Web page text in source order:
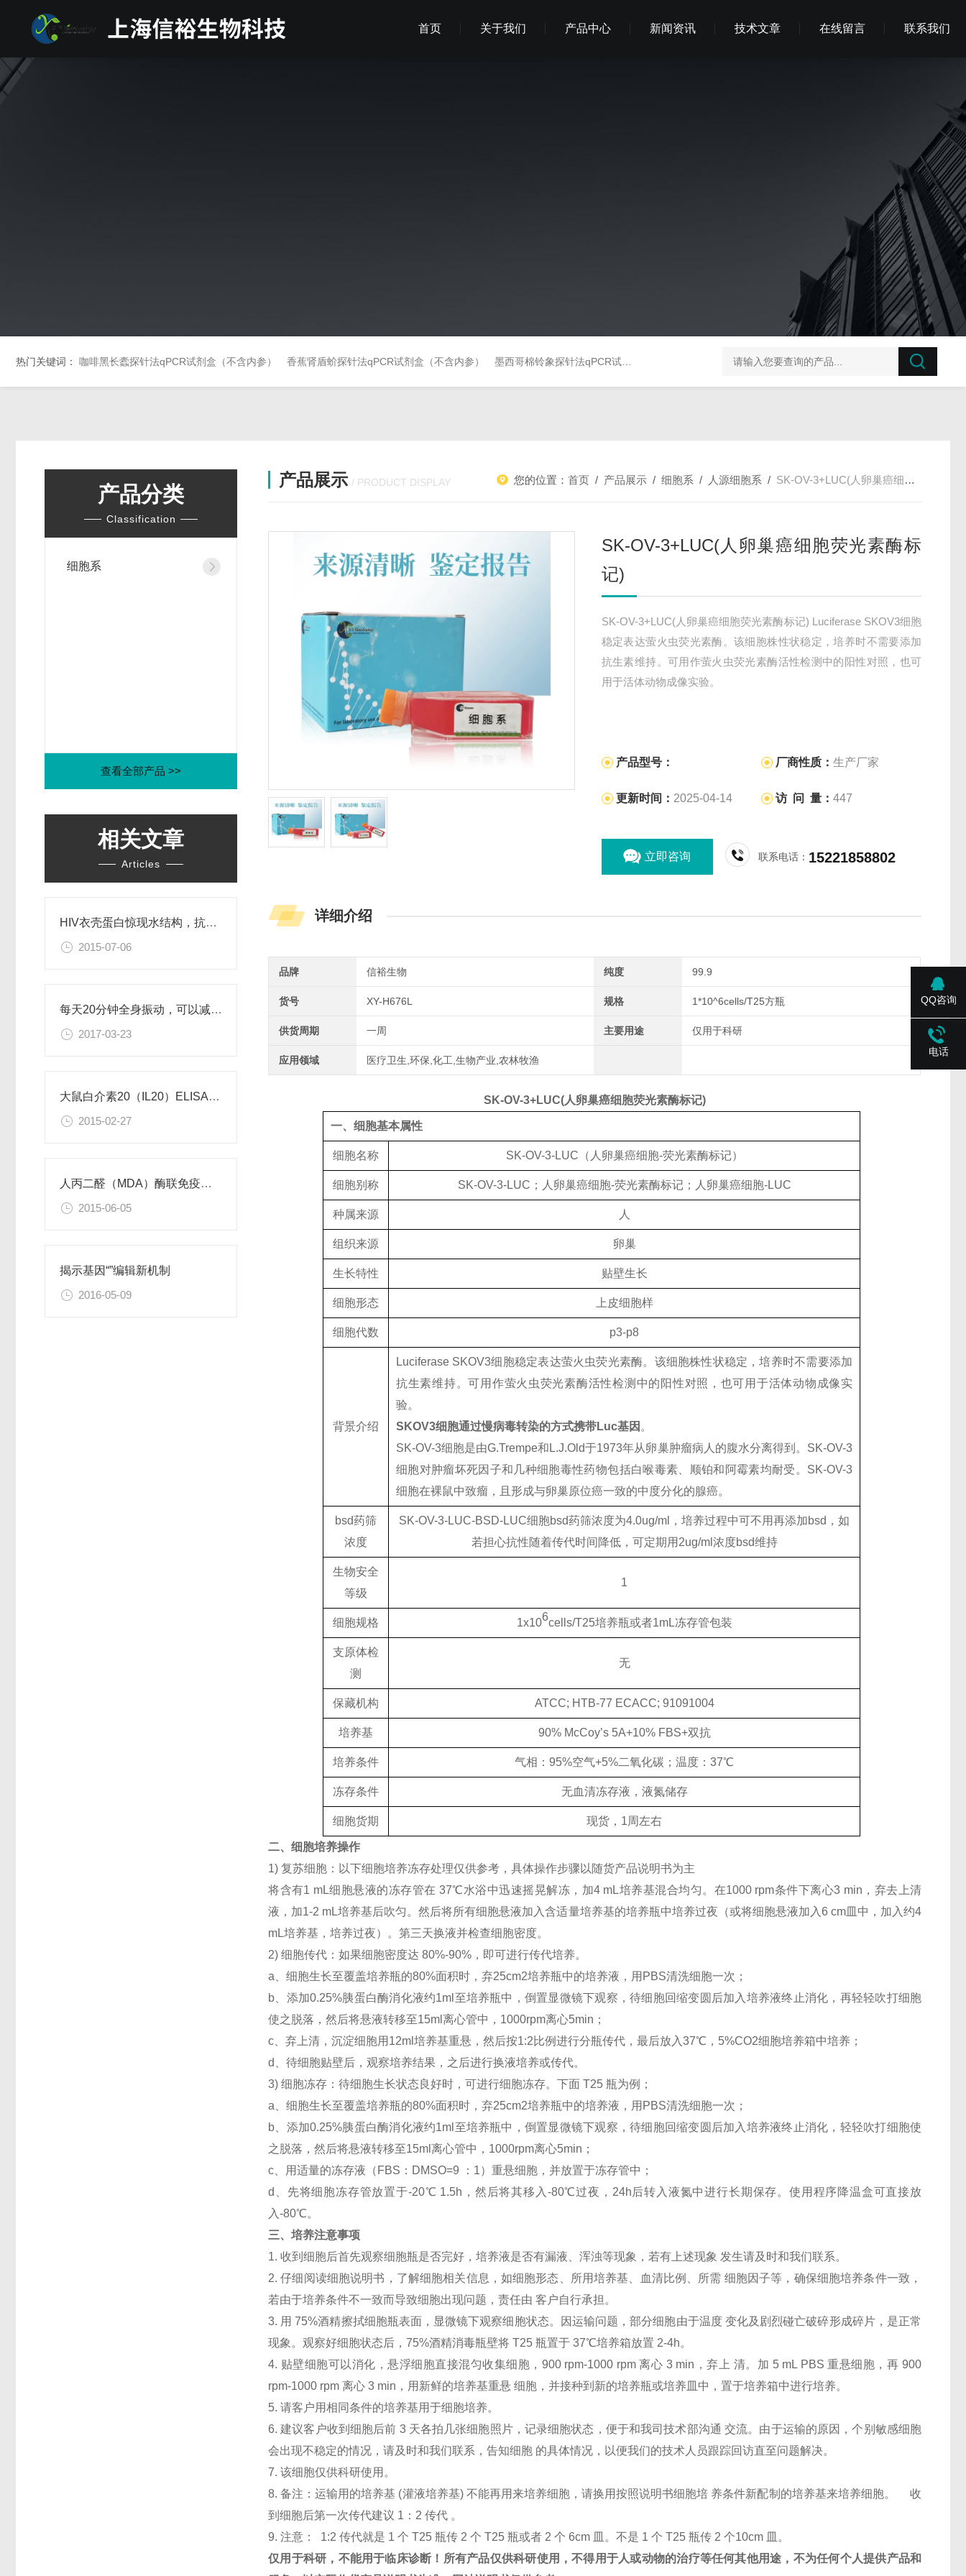
首页 关于我们 产品中心 新闻资讯 技术文章 在线留言 联系我们
热门关键词： 咖啡黑长蠹探针法qPCR试剂盒（不含内参） 香蕉肾盾蚧探针法qPCR试剂盒（不含内参） 墨西哥棉铃象探针法qPCR试剂盒（不含内参） 榛子东部枯萎病菌探针法qPCR试剂盒不含内参
产品分类
Classification
细胞系
查看全部产品 >>
相关文章
Articles
HIV衣壳蛋白惊现水结构，抗艾药物新思路
2015-07-06
每天20分钟全身振动，可以减肥、对抗糖尿病
2017-03-23
大鼠白介素20（IL20）ELISA试剂盒
2015-02-27
人丙二醛（MDA）酶联免疫分析试剂盒使用说明书
2015-06-05
揭示基因“”编辑新机制
2016-05-09
产品展示 / PRODUCT DISPLAY 您的位置：首页 / 产品展示 /细胞系 / 人源细胞系 / SK-OV-3+LUC(人卵巢癌细胞荧光素酶标记)
SK-OV-3+LUC(人卵巢癌细胞荧光素酶标
记)
SK-OV-3+LUC(人卵巢癌细胞荧光素酶标记) Luciferase SKOV3细胞
稳定表达萤火虫荧光素酶。该细胞株性状稳定，培养时不需要添加
抗生素维持。可用作萤火虫荧光素酶活性检测中的阳性对照，也可
用于活体动物成像实验。
产品型号： 厂商性质：生产厂家
更新时间： 2025-04-14 访 问 量：447
立即咨询 联系电话： 15221858802
详细介绍
品牌 信裕生物 纯度 99.9
货号 XY-H676L 规格 1*10^6cells/T25方瓶
供货周期 一周 主要用途 仅用于科研
应用领域 医疗卫生,环保,化工,生物产业,农林牧渔
SK-OV-3+LUC(人卵巢癌细胞荧光素酶标记)
一、细胞基本属性
细胞名称 SK-OV-3-LUC（人卵巢癌细胞-荧光素酶标记）
细胞别称 SK-OV-3-LUC；人卵巢癌细胞-荧光素酶标记；人卵巢癌细胞-LUC
种属来源 人
组织来源 卵巢
生长特性 贴壁生长
细胞形态 上皮细胞样
细胞代数 p3-p8
背景介绍
Luciferase SKOV3细胞稳定表达萤火虫荧光素酶。该细胞株性状稳定，培养时不需要添加
抗生素维持。可用作萤火虫荧光素酶活性检测中的阳性对照，也可用于活体动物成像实
验。
SKOV3细胞通过慢病毒转染的方式携带Luc基因 。
SK-OV-3细胞是由G.Trempe和L.J.Old于1973年从卵巢肿瘤病人的腹水分离得到。SK-OV-3
细胞对肿瘤坏死因子和几种细胞毒性药物包括白喉毒素、顺铂和阿霉素均耐受。SK-OV-3
细胞在裸鼠中致瘤，且形成与卵巢原位癌一致的中度分化的腺癌。
bsd药筛
浓度
SK-OV-3-LUC-BSD-LUC细胞bsd药筛浓度为4.0ug/ml，培养过程中可不用再添加bsd，如
若担心抗性随着传代时间降低，可定期用2ug/ml浓度bsd维持
生物安全
等级
1
细胞规格 1x106cells/T25培养瓶或者1mL冻存管包装
支原体检
测
无
保藏机构 ATCC; HTB-77 ECACC; 91091004
培养基 90% McCoy’s 5A+10% FBS+双抗
培养条件 气相：95%空气+5%二氧化碳；温度：37℃
冻存条件 无血清冻存液，液氮储存
细胞货期 现货，1周左右
二、细胞培养操作
1) 复苏细胞：以下细胞培养冻存处理仅供参考，具体操作步骤以随货产品说明书为主
将含有1 mL细胞悬液的冻存管在 37℃水浴中迅速摇晃解冻，加4 mL培养基混合均匀。在1000 rpm条件下离心3 min，弃去上清
液，加1-2 mL培养基后吹匀。然后将所有细胞悬液加入含适量培养基的培养瓶中培养过夜（或将细胞悬液加入6 cm皿中，加入约4
mL培养基，培养过夜）。第三天换液并检查细胞密度。
2) 细胞传代：如果细胞密度达 80%-90%，即可进行传代培养。
a、细胞生长至覆盖培养瓶的80%面积时，弃25cm2培养瓶中的培养液，用PBS清洗细胞一次；
b、添加0.25%胰蛋白酶消化液约1ml至培养瓶中，倒置显微镜下观察，待细胞回缩变圆后加入培养液终止消化，再轻轻吹打细胞
使之脱落，然后将悬液转移至15ml离心管中，1000rpm离心5min；
c、弃上清，沉淀细胞用12ml培养基重悬，然后按1:2比例进行分瓶传代，最后放入37℃，5%CO2细胞培养箱中培养；
d、待细胞贴壁后，观察培养结果，之后进行换液培养或传代。
3) 细胞冻存：待细胞生长状态良好时，可进行细胞冻存。下面 T25 瓶为例；
a、细胞生长至覆盖培养瓶的80%面积时，弃25cm2培养瓶中的培养液，用PBS清洗细胞一次；
b、添加0.25%胰蛋白酶消化液约1ml至培养瓶中，倒置显微镜下观察，待细胞回缩变圆后加入培养液终止消化，轻轻吹打细胞使
之脱落，然后将悬液转移至15ml离心管中，1000rpm离心5min；
c、用适量的冻存液（FBS：DMSO=9 ：1）重悬细胞，并放置于冻存管中；
d、先将细胞冻存管放置于-20℃ 1.5h，然后将其移入-80℃过夜，24h后转入液氮中进行长期保存。使用程序降温盒可直接放
入-80℃。
三、培养注意事项
1. 收到细胞后首先观察细胞瓶是否完好，培养液是否有漏液、浑浊等现象，若有上述现象 发生请及时和我们联系。
2. 仔细阅读细胞说明书，了解细胞相关信息，如细胞形态、所用培养基、血清比例、所需 细胞因子等，确保细胞培养条件一致，
若由于培养条件不一致而导致细胞出现问题，责任由 客户自行承担。
3. 用 75%酒精擦拭细胞瓶表面，显微镜下观察细胞状态。因运输问题，部分细胞由于温度 变化及剧烈碰亡破碎形成碎片，是正常
现象。观察好细胞状态后，75%酒精消毒瓶壁将 T25 瓶置于 37℃培养箱放置 2-4h。
4. 贴壁细胞可以消化，悬浮细胞直接混匀收集细胞，900 rpm-1000 rpm 离心 3 min，弃上 清。加 5 mL PBS 重悬细胞，再 900
rpm-1000 rpm 离心 3 min，用新鲜的培养基重悬 细胞，并接种到新的培养瓶或培养皿中，置于培养箱中进行培养。
5. 请客户用相同条件的培养基用于细胞培养。
6. 建议客户收到细胞后前 3 天各拍几张细胞照片，记录细胞状态，便于和我司技术部沟通 交流。由于运输的原因，个别敏感细胞
会出现不稳定的情况，请及时和我们联系，告知细胞 的具体情况，以便我们的技术人员跟踪回访直至问题解决。
7. 该细胞仅供科研使用。
8. 备注：运输用的培养基 (灌液培养基) 不能再用来培养细胞，请换用按照说明书细胞培 养条件新配制的培养基来培养细胞。 收
到细胞后第一次传代建议 1：2 传代 。
9. 注意： 1:2 传代就是 1 个 T25 瓶传 2 个 T25 瓶或者 2 个 6cm 皿。不是 1 个 T25 瓶传 2 个10cm 皿。
仅用于科研，不能用于临床诊断！所有产品仅供科研使用，不得用于人或动物的治疗等任何其他用途，不为任何个人提供产品和
QQ咨询
电话